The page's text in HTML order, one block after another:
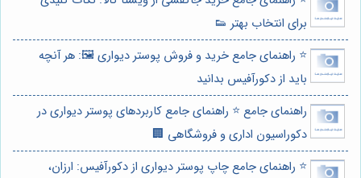
برای انتخاب بهتر 👟
⭐️ راهنمای جامع خرید و فروش پوستر دیواری 🖼️: هر آنچه
باید از دکورآفیس بدانید
راهنمای جامع ⭐️ راهنمای جامع کاربردهای پوستر دیواری در
دکوراسیون اداری و فروشگاهی 🏢
⭐️ راهنمای جامع چاپ پوستر دیواری از دکورآفیس: ارزان،